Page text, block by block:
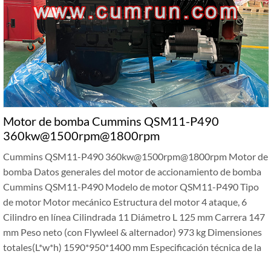
Motor de bomba Cummins QSM11-P490
360kw@1500rpm@1800rpm
Cummins QSM11-P490 360kw@1500rpm@1800rpm Motor de
bomba Datos generales del motor de accionamiento de bomba
Cummins QSM11-P490 Modelo de motor QSM11-P490 Tipo
de motor Motor mecánico Estructura del motor 4 ataque, 6
Cilindro en línea Cilindrada 11 Diámetro L 125 mm Carrera 147
mm Peso neto (con Flywleel & alternador) 973 kg Dimensiones
totales(L*w*h) 1590*950*1400 mm Especificación técnica de la